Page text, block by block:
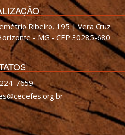
Ribeiro, 195 | Vera Cruz
- MG - CEP 30285-680
7659